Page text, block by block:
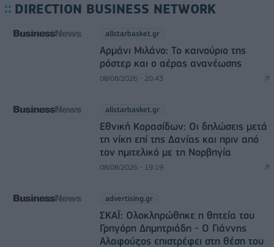
DIRECTION BUSINESS NETWORK
allstarbasket.gr
Αρμάνι Μιλάνο: Το καινούριο της
ρόστερ και ο αέρας ανανέωσης
08/08/2026 - 20:43
allstarbasket.gr
Εθνική Κορασίδων: Οι δηλώσεις μετά
τη νίκη επί της Δανίας και πριν από
τον ημιτελικό με τη Νορβηγία
08/08/2026 - 19:19
advertising.gr
ΣΚΑΪ: Ολοκληρώθηκε η θητεία του
Γρηγόρη Δημητριάδη - Ο Γιάννης
Αλαφούζος επιστρέφει στη θέση του